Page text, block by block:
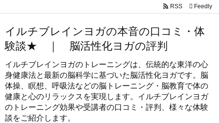
イルチブレインヨガの本音の口コミ・体
験談★ ｜ 脳活性化ヨガの評判
イルチブレインヨガのトレーニングは、伝統的な東洋の心
身健康法と最新の脳科学に基づいた脳活性化ヨガです。脳
体操、瞑想、呼吸法などの脳トレーニング・脳教育で体の
健康と心のリラックスを実現します。イルチブレインヨガ
のトレーニング効果や受講者の口コミ・評判、様々な体験
談をご紹介します。
RSS Feedly